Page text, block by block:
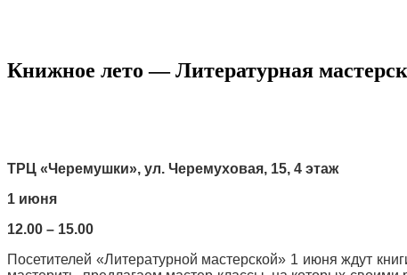
Книжное лето — Литературная
ТРЦ «Черемушки», ул. Черемуховая, 15, 4 этаж
1 июня
12.00 – 15.00
Посетителей «Литературной мастерской» 1 июня ждут